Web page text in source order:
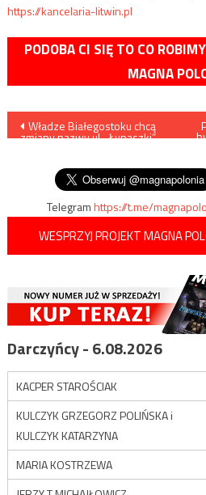
https://kancelaria-litwin.pl
PODOBA CI SIĘ TO CO
MAGNA
Nawigacja
Władze Białegostoku chcą
zmiany nazwy ul. „Łupaszki”,
Telegramhttps://t.me/
WESPRZYJ PROJEKT MAGNA
Darczyńcy - 6.08.2026
KACPER STAROŚCIAK
KULCZYK GRZEGORZ POLIŃSKA i
KULCZYK KATARZYNA
MARIA KOSTRZEWA